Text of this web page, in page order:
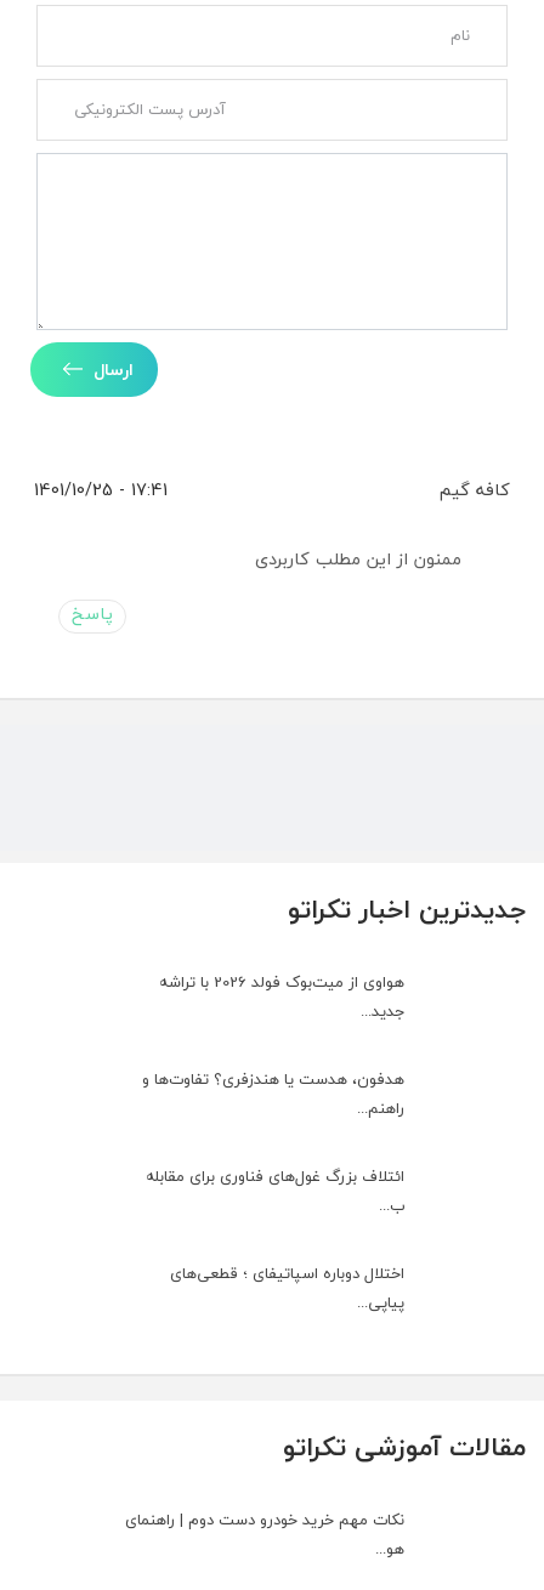
جدیدترین اخبار تکراتو
هواوی از میت‌بوک فولد 2026 با تراشه
جدید...
هدفون، هدست یا هندزفری؟ تفاوت‌ها و
راهنم...
ائتلاف بزرگ غول‌های فناوری برای مقابله
ب...
اختلال دوباره اسپاتیفای ؛ قطعی‌های
پیاپی...
ارسال
کافه گیم 17:41 - 1401/10/25
ممنون از این مطلب کاربردی
پاسخ
مقالات آموزشی تکراتو
نکات مهم خرید خودرو دست دوم | راهنمای
هو...